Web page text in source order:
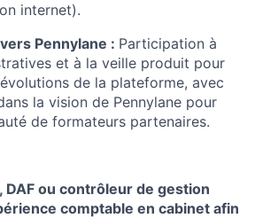
internet).
Pennylane : Participation à
et à la veille produit pour
de la plateforme, avec
la vision de Pennylane pour
de formateurs partenaires.
ou contrôleur de gestion
comptable en cabinet afin